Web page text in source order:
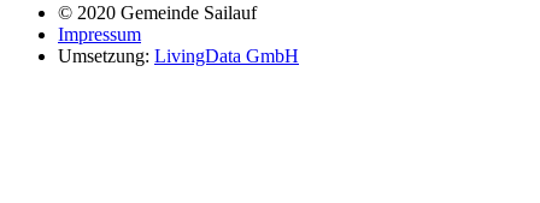
© 2020 Gemeinde Sailauf
Impressum
Umsetzung: LivingData GmbH